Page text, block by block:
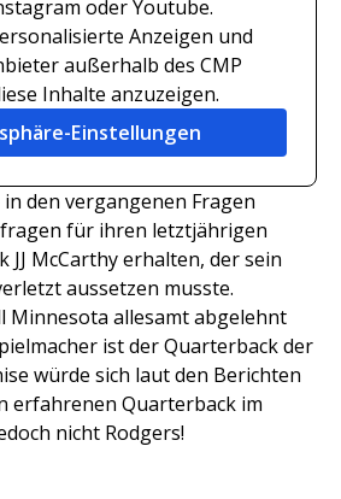
oder Youtube.
Anzeigen und
außerhalb des CMP
Inhalte anzuzeigen.
Einstellungen
den vergangenen Fragen
für ihren letztjährigen
JJ McCarthy erhalten, der sein
aussetzen musste.
Minnesota allesamt abgelehnt
ist der Quarterback der
würde sich laut den Berichten
erfahrenen Quarterback im
nicht Rodgers!